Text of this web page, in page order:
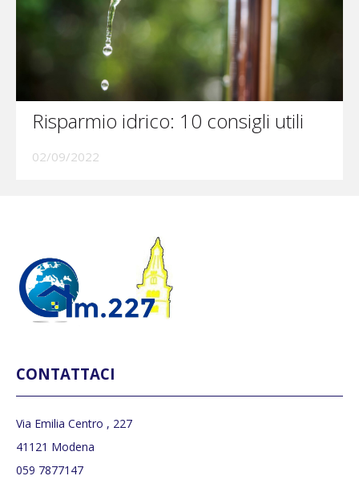
Risparmio idrico: 10 consigli utili
02/09/2022
CONTATTACI
Via Emilia Centro , 227
41121 Modena
059 7877147